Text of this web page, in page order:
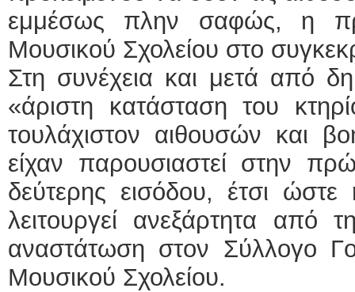
εμμέσως πλην σαφώς, η
Μουσικού Σχολείου στο
Στη συνέχεια και μετά από
«άριστη κατάσταση του
τουλάχιστον αιθουσών και
είχαν παρουσιαστεί στην
δεύτερης εισόδου, έτσι
λειτουργεί ανεξάρτητα από
αναστάτωση στον Σύλλογο
Μουσικού Σχολείου.